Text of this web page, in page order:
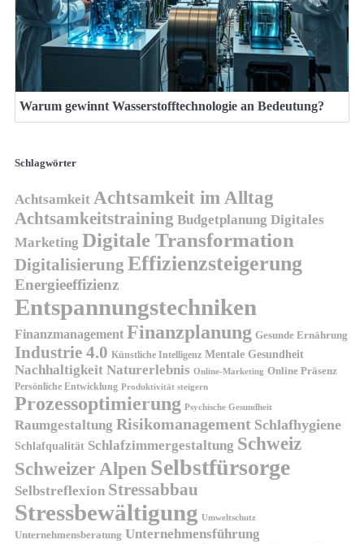
Warum gewinnt Wasserstofftechnologie an Bedeutung?
Schlagwörter
Achtsamkeit Achtsamkeit im Alltag
Achtsamkeitstraining Budgetplanung Digitales
Marketing Digitale Transformation
Digitalisierung Effizienzsteigerung
Energieeffizienz
Entspannungstechniken
Finanzmanagement Finanzplanung Gesunde Ernährung
Industrie 4.0 Künstliche Intelligenz Mentale Gesundheit
Nachhaltigkeit Naturerlebnis Online-Marketing Online Präsenz
Persönliche Entwicklung Produktivität steigern
Prozessoptimierung Psychische Gesundheit
Raumgestaltung Risikomanagement Schlafhygiene
Schlafqualität Schlafzimmergestaltung Schweiz
Schweizer Alpen Selbstfürsorge
Selbstreflexion Stressabbau
Stressbewältigung Umweltschutz
Unternehmensberatung Unternehmensführung